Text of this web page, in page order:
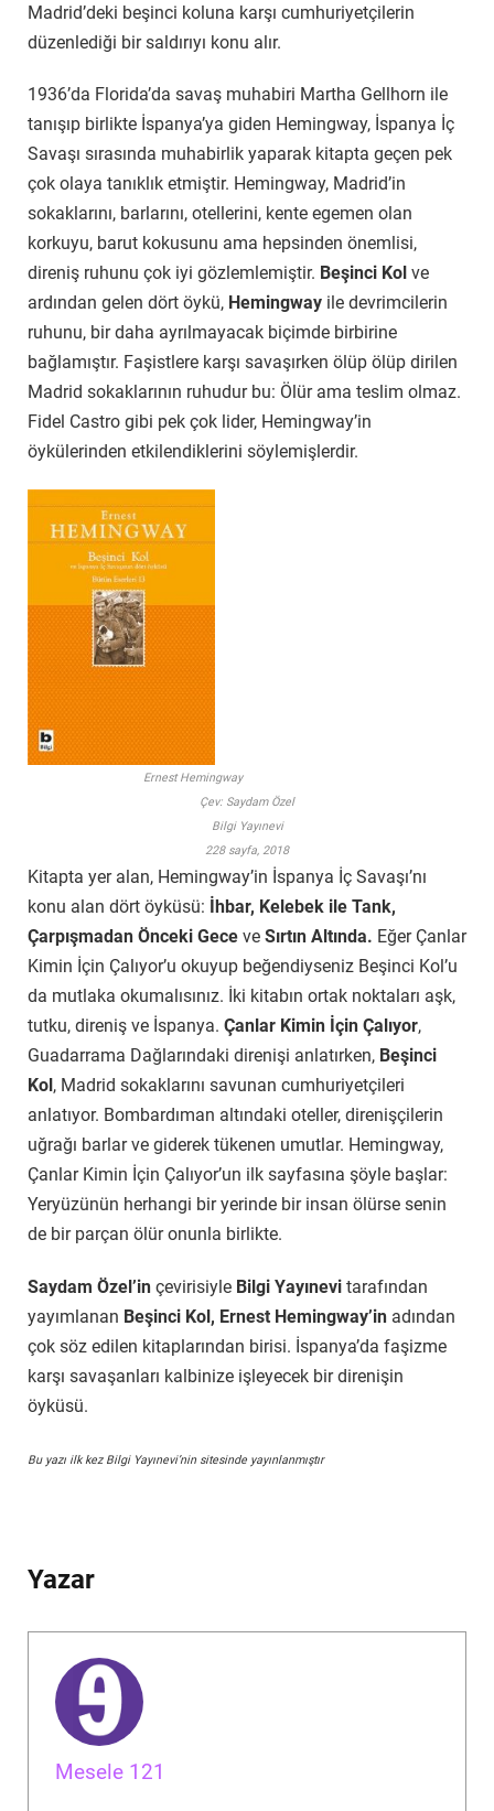
Madrid’deki beşinci koluna karşı cumhuriyetçilerin
düzenlediği bir saldırıyı konu alır.
1936’da Florida’da savaş muhabiri Martha Gellhorn ile
tanışıp birlikte İspanya’ya giden Hemingway, İspanya İç
Savaşı sırasında muhabirlik yaparak kitapta geçen pek
çok olaya tanıklık etmiştir. Hemingway, Madrid’in
sokaklarını, barlarını, otellerini, kente egemen olan
korkuyu, barut kokusunu ama hepsinden önemlisi,
direniş ruhunu çok iyi gözlemlemiştir. Beşinci Kol ve
ardından gelen dört öykü, Hemingway ile devrimcilerin
ruhunu, bir daha ayrılmayacak biçimde birbirine
bağlamıştır. Faşistlere karşı savaşırken ölüp ölüp dirilen
Madrid sokaklarının ruhudur bu: Ölür ama teslim olmaz.
Fidel Castro gibi pek çok lider, Hemingway’in
öykülerinden etkilendiklerini söylemişlerdir.
Ernest Hemingway
Çev: Saydam Özel
Bilgi Yayınevi
228 sayfa, 2018
Kitapta yer alan, Hemingway’in İspanya İç Savaşı’nı
konu alan dört öyküsü: İhbar, Kelebek ile Tank,
Çarpışmadan Önceki Gece ve Sırtın Altında. Eğer Çanlar
Kimin İçin Çalıyor’u okuyup beğendiyseniz Beşinci Kol’u
da mutlaka okumalısınız. İki kitabın ortak noktaları aşk,
tutku, direniş ve İspanya. Çanlar Kimin İçin Çalıyor,
Guadarrama Dağlarındaki direnişi anlatırken, Beşinci
Kol, Madrid sokaklarını savunan cumhuriyetçileri
anlatıyor. Bombardıman altındaki oteller, direnişçilerin
uğrağı barlar ve giderek tükenen umutlar. Hemingway,
Çanlar Kimin İçin Çalıyor’un ilk sayfasına şöyle başlar:
Yeryüzünün herhangi bir yerinde bir insan ölürse senin
de bir parçan ölür onunla birlikte.
Saydam Özel’in çevirisiyle Bilgi Yayınevi tarafından
yayımlanan Beşinci Kol, Ernest Hemingway’in adından
çok söz edilen kitaplarından birisi. İspanya’da faşizme
karşı savaşanları kalbinize işleyecek bir direnişin
öyküsü.
Bu yazı ilk kez Bilgi Yayınevi’nin sitesinde yayınlanmıştır
Yazar
Mesele 121